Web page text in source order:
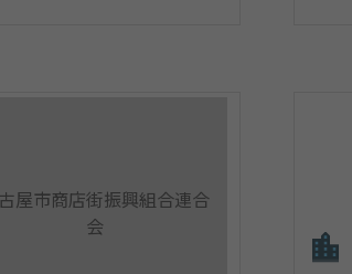
屋市商店街振興組合連合
会